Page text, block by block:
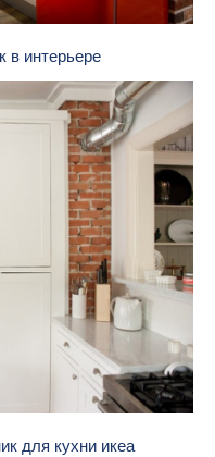
в интерьере
для кухни икеа